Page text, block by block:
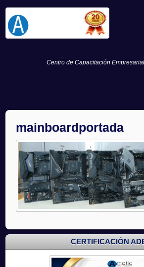
Centro de Capacitación
mainboardportada
CERTIFICACIÓN